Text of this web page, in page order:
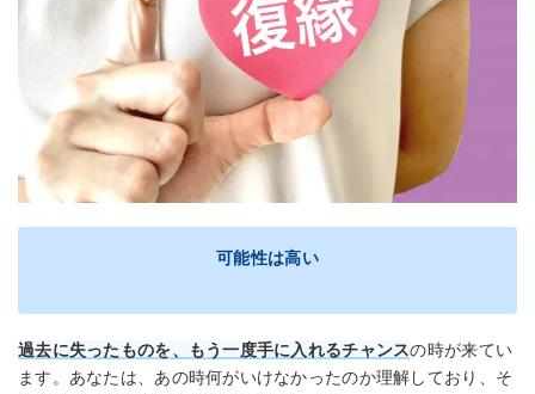
可能性は高い
過去に失ったものを、もう一度手に入れるチャンスの時が来てい
ます。あなたは、あの時何がいけなかったのか理解しており、そ